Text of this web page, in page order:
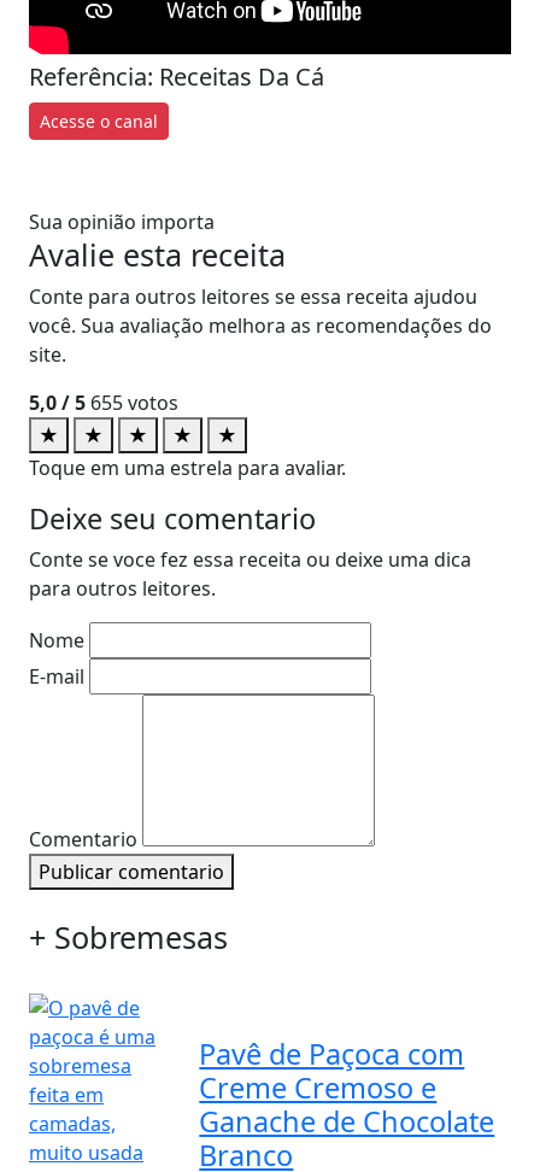
Referência: Receitas Da Cá
Acesse o canal
Sua opinião importa
Avalie esta receita
Conte para outros leitores se essa receita ajudou
você. Sua avaliação melhora as recomendações do
site.
5,0/ 5 655votos
★
★ ★ ★
★
Toque em uma estrela para avaliar.
Deixe seu comentario
Conte se voce fez essa receita ou deixe uma dica
para outros leitores.
Nome
E-mail
Comentario
Publicar comentario
+ Sobremesas
Pavê de Paçoca com
Creme Cremoso e
Ganache de Chocolate
Branco